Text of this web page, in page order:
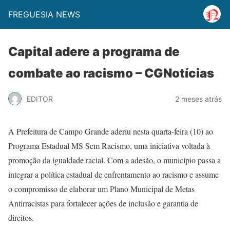
FREGUESIA NEWS
Capital adere a programa de
combate ao racismo – CGNotícias
EDITOR 2 meses atrás
A Prefeitura de Campo Grande aderiu nesta quarta-feira (10) ao
Programa Estadual MS Sem Racismo, uma iniciativa voltada à
promoção da igualdade racial. Com a adesão, o município passa a
integrar a política estadual de enfrentamento ao racismo e assume
o compromisso de elaborar um Plano Municipal de Metas
Antirracistas para fortalecer ações de inclusão e garantia de
direitos.